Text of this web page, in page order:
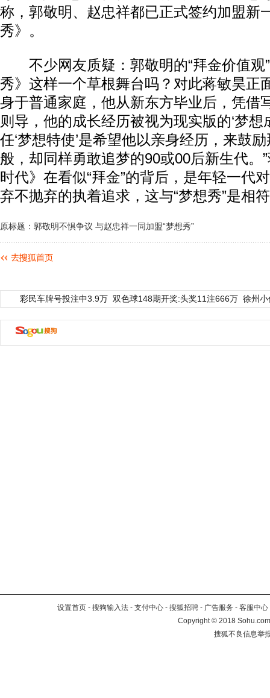
称，郭敬明、赵忠祥都已正式签约加盟新
秀》。
不少网友质疑：郭敬明的“拜金价值观
秀》这样一个草根舞台吗？对此蒋敏昊正
身于普通家庭，他从新东方毕业后，凭借
则导，他的成长经历被视为现实版的‘梦想
任‘梦想特使’是希望他以亲身经历，来鼓
般，却同样勇敢追梦的90或00后新生代。
时代》在看似“拜金”的背后，是年轻一代
弃不抛弃的执着追求，这与“梦想秀”是相
原标题：郭敬明不惧争议 与赵忠祥一同加盟“梦想秀”
彩民车牌号投注中3.9万 双色球148期开奖:头奖11注666万 徐州
设置首页 - 搜狗输入法 - 支付中心 - 搜狐招聘 - 广告服务 - 客服中心
Copyright©2018
搜狐不良信息举